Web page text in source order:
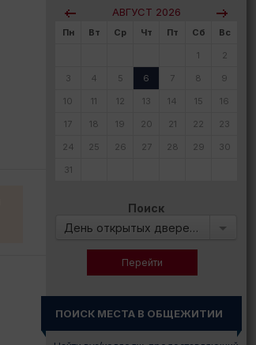
АВГУСТ 2026
Пн Вт Ср Чт Пт Сб Вс
1 2
3 4 5 6 7 8 9
10 11 12 13 14 15 16
17 18 19 20 21 22 23
24 25 26 27 28 29 30
31
Поиск
День открытых дверей в:
ПОИСК МЕСТА В ОБЩЕЖИТИИ